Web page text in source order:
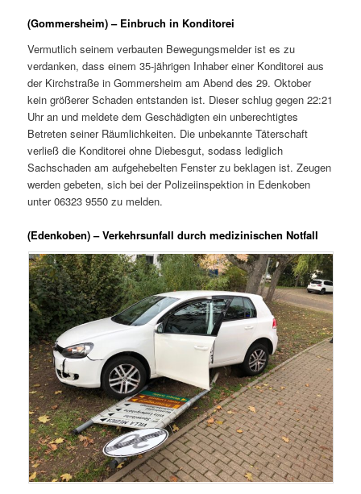
(Gommersheim) – Einbruch in Konditorei
Vermutlich seinem verbauten Bewegungsmelder ist es zu
verdanken, dass einem 35-jährigen Inhaber einer Konditorei aus
der Kirchstraße in Gommersheim am Abend des 29. Oktober
kein größerer Schaden entstanden ist. Dieser schlug gegen 22:21
Uhr an und meldete dem Geschädigten ein unberechtigtes
Betreten seiner Räumlichkeiten. Die unbekannte Täterschaft
verließ die Konditorei ohne Diebesgut, sodass lediglich
Sachschaden am aufgehebelten Fenster zu beklagen ist. Zeugen
werden gebeten, sich bei der Polizeiinspektion in Edenkoben
unter 06323 9550 zu melden.
(Edenkoben) – Verkehrsunfall durch medizinischen Notfall